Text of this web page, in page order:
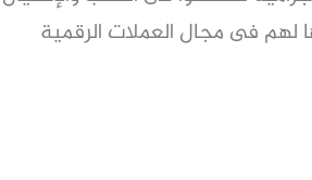
لهم فى مجال العملات الرقمية